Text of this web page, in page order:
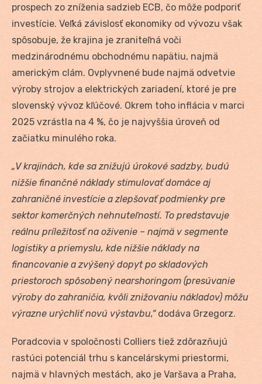
prospech zo zníženia sadzieb ECB, čo môže podporiť
investície. Veľká závislosť ekonomiky od vývozu však
spôsobuje, že krajina je zraniteľná voči
medzinárodnému obchodnému napätiu, najmä
americkým clám. Ovplyvnené bude najmä odvetvie
výroby strojov a elektrických zariadení, ktoré je pre
slovenský vývoz kľúčové. Okrem toho inflácia v marci
2025 vzrástla na 4 %, čo je najvyššia úroveň od
začiatku minulého roka.
„V krajinách, kde sa znižujú úrokové sadzby, budú
nižšie finančné náklady stimulovať domáce aj
zahraničné investície a zlepšovať podmienky pre
sektor komerčných nehnuteľností. To predstavuje
reálnu príležitosť na oživenie – najmä v segmente
logistiky a priemyslu, kde nižšie náklady na
financovanie a zvýšený dopyt po skladových
priestoroch spôsobený nearshoringom (presúvanie
výroby do zahraničia, kvôli znižovaniu nákladov) môžu
výrazne urýchliť novú výstavbu,“dodáva Grzegorz.
Poradcovia v spoločnosti Colliers tiež zdôrazňujú
rastúci potenciál trhu s kancelárskymi priestormi,
najmä v hlavných mestách, ako je Varšava a Praha,